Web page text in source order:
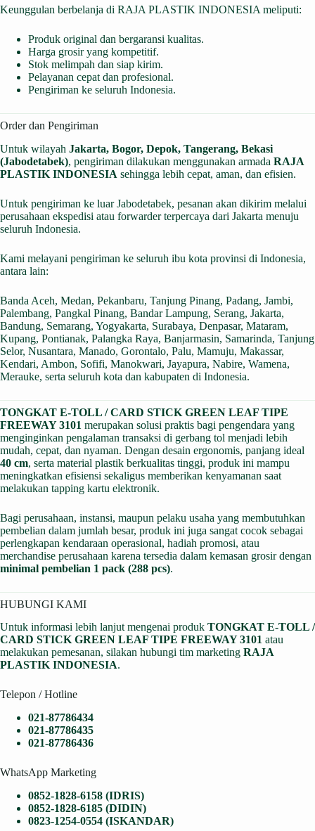
Keunggulan berbelanja di RAJA PLASTIK INDONESIA meliputi:
Produk original dan bergaransi kualitas.
Harga grosir yang kompetitif.
Stok melimpah dan siap kirim.
Pelayanan cepat dan profesional.
Pengiriman ke seluruh Indonesia.
Order dan Pengiriman
Untuk wilayah Jakarta, Bogor, Depok, Tangerang, Bekasi
(Jabodetabek), pengiriman dilakukan menggunakan armada RAJA
PLASTIK INDONESIA sehingga lebih cepat, aman, dan efisien.
Untuk pengiriman ke luar Jabodetabek, pesanan akan dikirim melalui
perusahaan ekspedisi atau forwarder terpercaya dari Jakarta menuju
seluruh Indonesia.
Kami melayani pengiriman ke seluruh ibu kota provinsi di Indonesia,
antara lain:
Banda Aceh, Medan, Pekanbaru, Tanjung Pinang, Padang, Jambi,
Palembang, Pangkal Pinang, Bandar Lampung, Serang, Jakarta,
Bandung, Semarang, Yogyakarta, Surabaya, Denpasar, Mataram,
Kupang, Pontianak, Palangka Raya, Banjarmasin, Samarinda, Tanjung
Selor, Nusantara, Manado, Gorontalo, Palu, Mamuju, Makassar,
Kendari, Ambon, Sofifi, Manokwari, Jayapura, Nabire, Wamena,
Merauke, serta seluruh kota dan kabupaten di Indonesia.
TONGKAT E-TOLL / CARD STICK GREEN LEAF TIPE
FREEWAY 3101 merupakan solusi praktis bagi pengendara yang
menginginkan pengalaman transaksi di gerbang tol menjadi lebih
mudah, cepat, dan nyaman. Dengan desain ergonomis, panjang ideal
40 cm, serta material plastik berkualitas tinggi, produk ini mampu
meningkatkan efisiensi sekaligus memberikan kenyamanan saat
melakukan tapping kartu elektronik.
Bagi perusahaan, instansi, maupun pelaku usaha yang membutuhkan
pembelian dalam jumlah besar, produk ini juga sangat cocok sebagai
perlengkapan kendaraan operasional, hadiah promosi, atau
merchandise perusahaan karena tersedia dalam kemasan grosir dengan
minimal pembelian 1 pack (288 pcs).
HUBUNGI KAMI
Untuk informasi lebih lanjut mengenai produk TONGKAT E-TOLL /
CARD STICK GREEN LEAF TIPE FREEWAY 3101 atau
melakukan pemesanan, silakan hubungi tim marketing RAJA
PLASTIK INDONESIA.
Telepon / Hotline
021-87786434
021-87786435
021-87786436
WhatsApp Marketing
0852-1828-6158 (IDRIS)
0852-1828-6185 (DIDIN)
0823-1254-0554 (ISKANDAR)